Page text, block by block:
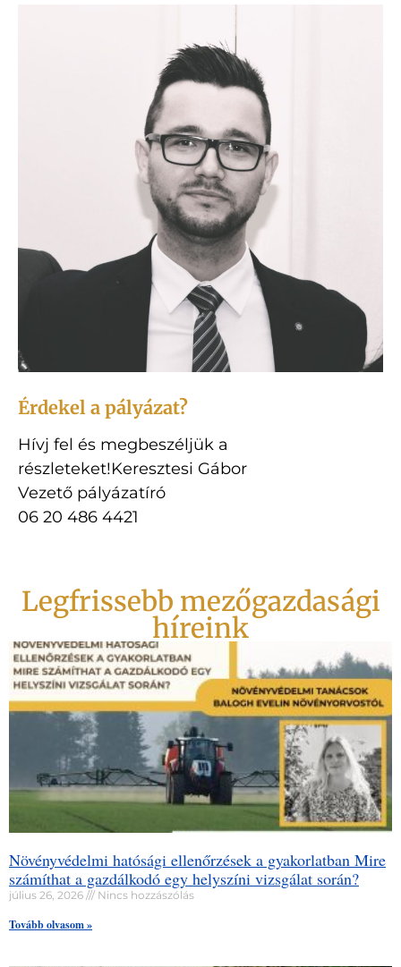
Érdekel a pályázat?
Hívj fel és megbeszéljük a
részleteket!Keresztesi Gábor
Vezető pályázatíró
06 20 486 4421
Legfrissebb mezőgazdasági
híreink
Növényvédelmi hatósági ellenőrzések a gyakorlatban Mire
számíthat a gazdálkodó egy helyszíni vizsgálat során?
július 26, 2026 Nincs hozzászólás
Tovább olvasom »